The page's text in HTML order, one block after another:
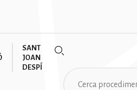
SANT
JOAN
DESPÍ
Cerca